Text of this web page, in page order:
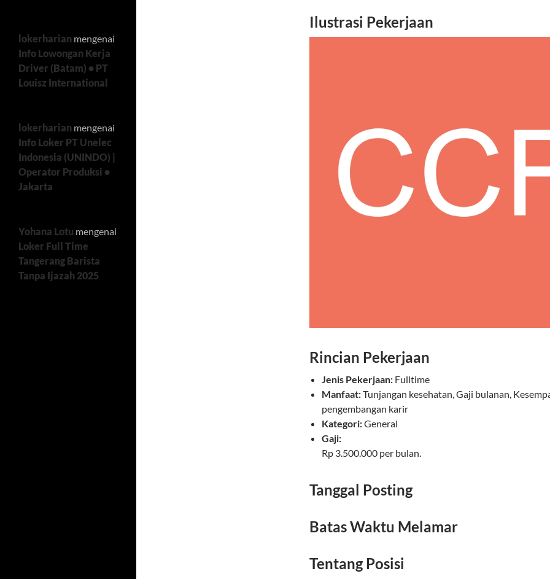
Ilustrasi Pekerjaan
Rincian Pekerjaan
Jenis Pekerjaan: Fulltime
Manfaat:Tunjangan kesehatan, Gaji bulanan,
pengembangan karir
Kategori:General
Gaji:
Rp 3.500.000 per bulan.
Tanggal Posting
Batas Waktu Melamar
Tentang Posisi
lokerharian mengenai
Info Lowongan Kerja
Driver (Batam) • PT
Louisz International
lokerharian mengenai
Info Loker PT Unelec
Indonesia (UNINDO) |
Operator Produksi •
Jakarta
Yohana Lotu mengenai
Loker Full Time
Tangerang Barista
Tanpa Ijazah 2025